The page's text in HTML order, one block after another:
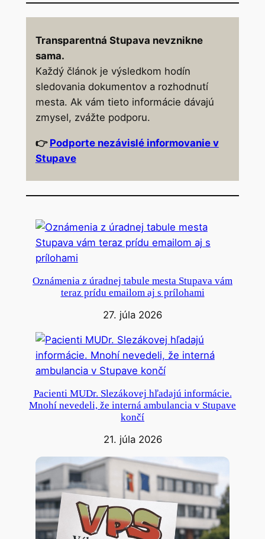
Transparentná Stupava nevznikne
sama.
Každý článok je výsledkom hodín
sledovania dokumentov a rozhodnutí
mesta. Ak vám tieto informácie dávajú
zmysel, zvážte podporu.
👉 Podporte nezávislé informovanie v
Stupave
Oznámenia z úradnej tabule mesta Stupava vám
teraz prídu emailom aj s prílohami
27. júla 2026
Pacienti MUDr. Slezákovej hľadajú informácie.
Mnohí nevedeli, že interná ambulancia v Stupave
končí
21. júla 2026